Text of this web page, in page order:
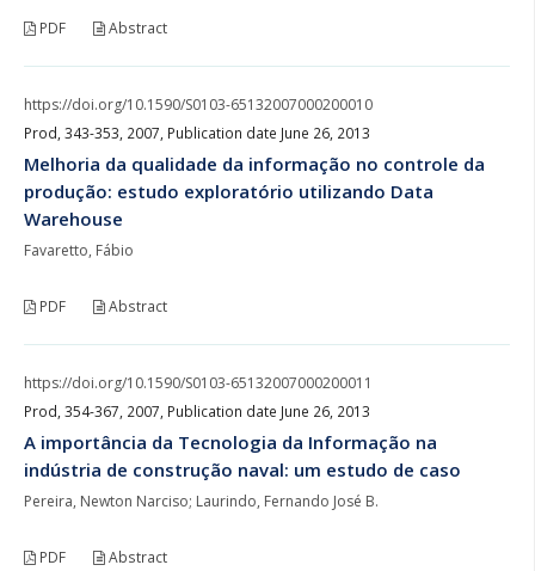
PDF Abstract
https://doi.org/10.1590/S0103-65132007000200010
Prod, 343-353, 2007, Publication date June 26, 2013
Melhoria da qualidade da informação no controle da
produção: estudo exploratório utilizando Data
Warehouse
Favaretto, Fábio
PDF Abstract
https://doi.org/10.1590/S0103-65132007000200011
Prod, 354-367, 2007, Publication date June 26, 2013
A importância da Tecnologia da Informação na
indústria de construção naval: um estudo de caso
Pereira, Newton Narciso; Laurindo, Fernando José B.
PDF Abstract